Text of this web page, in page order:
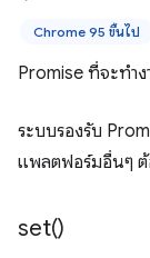
Chrome 95 ขึ้นไป
Promise ที่จะทำง
ระบบรองรับ
แพลตฟอร์มอื่นๆ ต้
set()